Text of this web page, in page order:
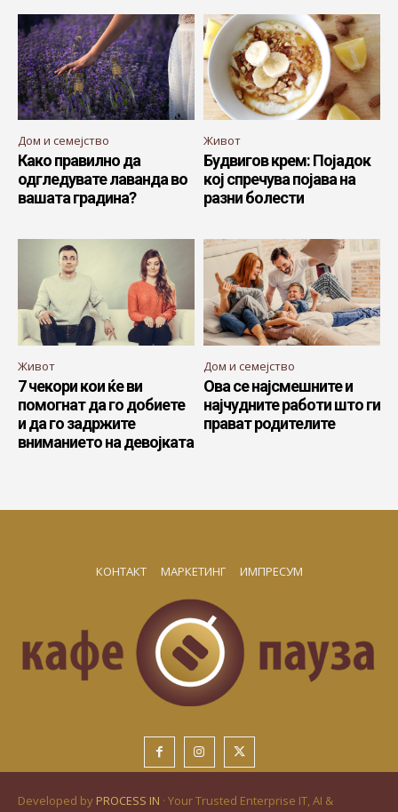
Дом и семејство
Како правилно да
одгледувате лаванда во
вашата градина?
Живот
Будвигов крем: Појадок
кој спречува појава на
разни болести
Живот
7 чекори кои ќе ви
помогнат да го добиете
и да го задржите
вниманието на девојката
Дом и семејство
Ова се најсмешните и
најчудните работи што ги
прават родителите
КОНТАКТ МАРКЕТИНГ ИМПРЕСУМ
Developed by PROCESS IN · Your Trusted Enterprise IT, AI &